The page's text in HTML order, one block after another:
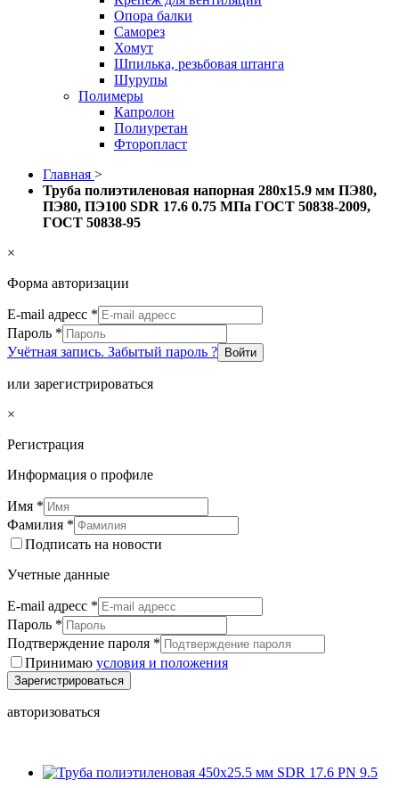
Опора балки
Саморез
Хомут
Шпилька, резьбовая штанга
Шурупы
Полимеры
Капролон
Полиуретан
Фторопласт
Главная >
Труба полиэтиленовая напорная 280х15.9 мм ПЭ80,
ПЭ80, ПЭ100 SDR 17.6 0.75 МПа ГОСТ 50838-2009,
ГОСТ 50838-95
×
Форма авторизации
E-mail адресс *
Пароль *
Учётная запись. Забытый пароль ?
Войти
или зарегистрироваться
×
Регистрация
Информация о профиле
Имя *
Фамилия *
Подписать на новости
Учетные данные
E-mail адресс *
Пароль *
Подтверждение пароля *
Принимаю условия и положения
Зарегистрироваться
авторизоваться